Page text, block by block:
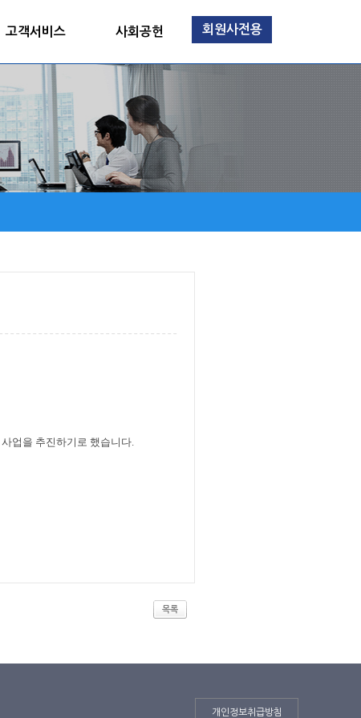
고객서비스 사회공헌 회원사전용
사업을 추진하기로 했습니다.
목록
개인정보취급방침